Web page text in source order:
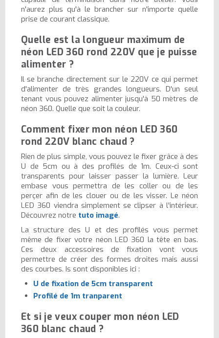
n'aurez plus qu'à le brancher sur n'importe quelle
prise de courant classique.
Quelle est la longueur maximum de
néon LED 360 rond 220V que je puisse
alimenter ?
Il se branche directement sur le 220V ce qui permet
d'alimenter de très grandes longueurs. D'un seul
tenant vous pouvez alimenter jusqu'à 50 mètres de
néon 360. Quelle que soit la couleur.
Comment fixer mon néon LED 360
rond 220V blanc chaud ?
Rien de plus simple, vous pouvez le fixer grâce à des
U de 5cm ou à des profilés de 1m. Ceux-ci sont
transparents pour laisser passer la lumière. Leur
embase vous permettra de les coller ou de les
perçer afin de les clouer ou de les visser. Le néon
LED 360 viendra simplement se clipser à l'intérieur.
Découvrez notre tuto imagé.
La structure des U et des profilés vous permet
même de fixer votre néon LED 360 la tête en bas.
Ces deux accessoires de fixation vont vous
permettre de créer des formes droites mais aussi
des courbes. Is sont disponibles ici :
U de fixation de 5cm transparent
Profilé de 1m tranparent
Et si je veux couper mon néon LED
360 blanc chaud ?